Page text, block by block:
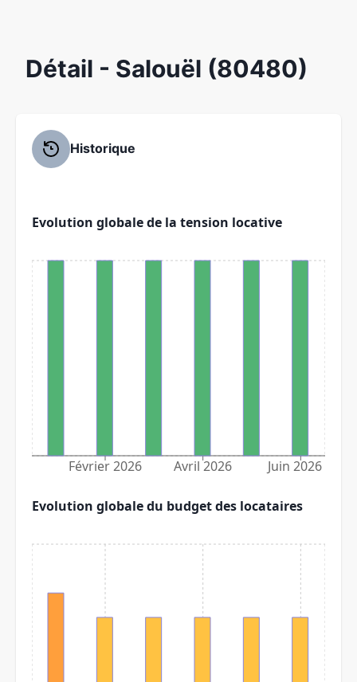
Détail - Salouël (80480)
Historique
Evolution globale de la tension locative
Février 2026 Avril 2026 Juin 2026
Evolution globale du budget des locataires